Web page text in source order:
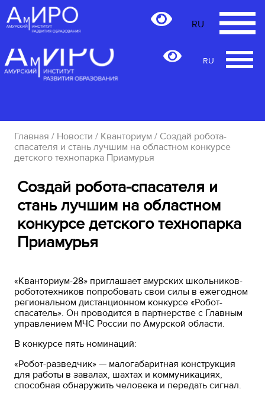
RU
RU
Главная / Новости / Кванториум / Создай робота-
спасателя и стань лучшим на областном конкурсе
детского технопарка Приамурья
Создай робота-спасателя и
стань лучшим на областном
конкурсе детского технопарка
Приамурья
«Кванториум-28» приглашает амурских школьников-
робототехников попробовать свои силы в ежегодном
региональном дистанционном конкурсе «Робот-
спасатель». Он проводится в партнерстве с Главным
управлением МЧС России по Амурской области.
В конкурсе пять номинаций:
«Робот-разведчик» — малогабаритная конструкция
для работы в завалах, шахтах и коммуникациях,
способная обнаружить человека и передать сигнал.